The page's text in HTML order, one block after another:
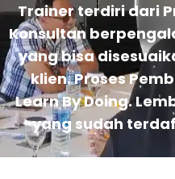
Trainer terdiri dari
Konsultan
yang bisa
klien. Proses
Learn By Doing.
yang sudah